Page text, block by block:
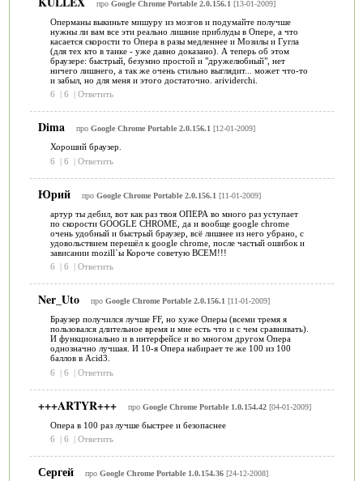
про Google Chrome Portable 2.0.156.1 [13-01-2009]
Оперманы выкиньте мишуру из мозгов и подумайте получше
нужны ли вам все эти реально лишние приблуды в Опере, а что
касается скорости то Опера в разы медленнее и Мозилы и Гугла
(для тех кто в танке - уже давно доказано). А теперь об этом
браузере: быстрый, безумно простой и "дружелюбный", нет
ничего лишнего, а так же очень стильно выглядит... может что-то
и забыл, но для меня и этого достаточно. arividerchi.
6
| 6 | Ответить
Dima про Google Chrome Portable 2.0.156.1 [12-01-2009]
Хороший браузер.
6
| 6 | Ответить
Юрий про Google Chrome Portable 2.0.156.1 [11-01-2009]
артур ты дебил, вот как раз твоя ОПЕРА во много раз уступает
по скорости GOOGLE CHROME, да и вообще google chrome
очень удобный и быстрый браузер, всё лишнее из него убрано, с
удовольствием перешёл к google chrome, после частый ошибок и
зависании mozill`ы Короче советую ВСЕМ!!!
6
| 6 | Ответить
Ner_Uto про Google Chrome Portable 2.0.156.1 [11-01-2009]
Браузер получился лучше FF, но хуже Оперы (всеми тремя я
пользовался длительное время и мне есть что и с чем сравнивать).
И функционально и в интерфейсе и во многом другом Опера
однозначно лучшая. И 10-я Опера набирает те же 100 из 100
баллов в Acid3.
6
| 6 | Ответить
+++ARTYR+++ про Google Chrome Portable 1.0.154.42[04-01-2009]
Опера в 100 раз лучше быстрее и безопаснее
6
| 6 | Ответить
Сергей про Google Chrome Portable 1.0.154.36[24-12-2008]